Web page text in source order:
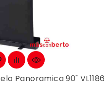
Panoramica 90" VL1186